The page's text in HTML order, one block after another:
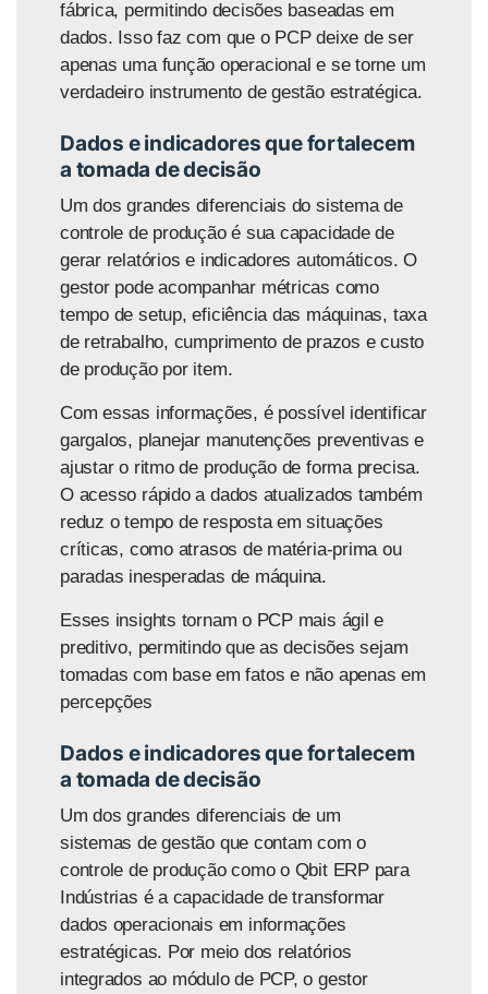
fábrica, permitindo decisões baseadas em
dados. Isso faz com que o PCP deixe de ser
apenas uma função operacional e se torne um
verdadeiro instrumento de gestão estratégica.
Dados e indicadores que fortalecem
a tomada de decisão
Um dos grandes diferenciais dosistema de
controle de produçãoé sua capacidade de
gerar relatórios e indicadores automáticos. O
gestor pode acompanhar métricas como
tempo de setup, eficiência das máquinas, taxa
de retrabalho, cumprimento de prazos e custo
de produção por item.
Com essas informações, é possível identificar
gargalos, planejar manutenções preventivas e
ajustar o ritmo de produção de forma precisa.
O acesso rápido a dados atualizados também
reduz o tempo de resposta em situações
críticas, como atrasos de matéria-prima ou
paradas inesperadas de máquina.
Esses insights tornam o PCP mais ágil e
preditivo, permitindo que as decisões sejam
tomadas com base em fatos e não apenas em
percepções
Dados e indicadores que fortalecem
a tomada de decisão
Um dos grandes diferenciais de um
sistemas de gestão que contam com o
controle de produção como o Qbit ERP para
Indústrias é a capacidade de transformar
dados operacionais em informações
estratégicas. Por meio dos relatórios
integrados ao módulo de PCP, o gestor